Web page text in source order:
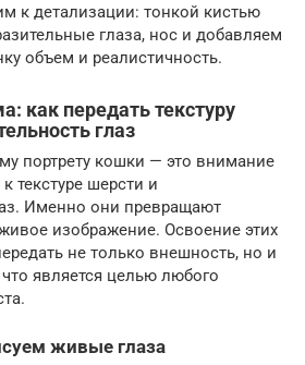
к детализации: тонкой кистью
глаза, нос и добавляем
объем и реалистичность.
как передать текстуру
глаз
портрету кошки — это внимание
текстуре шерсти и
Именно они превращают
изображение. Освоение этих
не только внешность, но и
является целью любого
живые глаза